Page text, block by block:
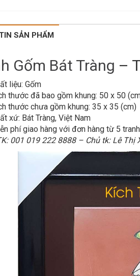
SẢN PHẨM
Gốm Bát Tràng –
liệu: Gốm
thước đã bao gồm khung: 50 x 50
thước chưa gồm khung: 35 x 35 (cm)
xứ: Bát Tràng, Việt Nam
phí giao hàng với đơn hàng từ 5
001 019 222 8888 – Chủ tk: Lê